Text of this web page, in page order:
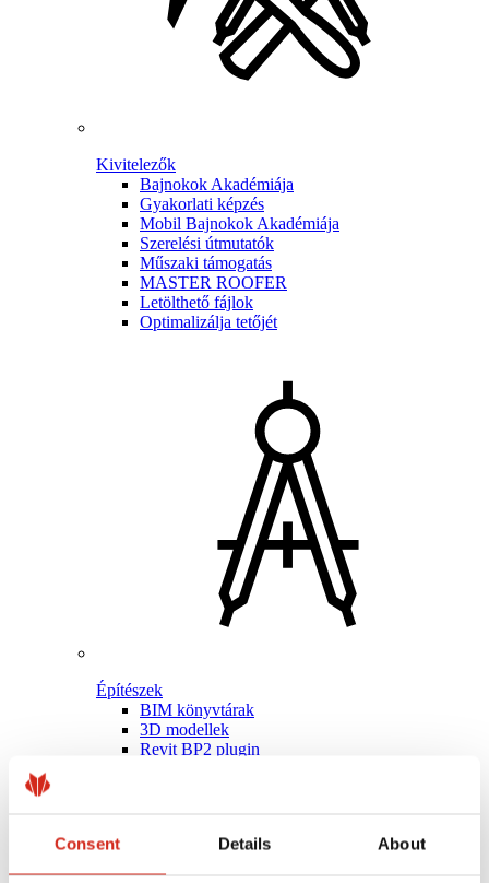
Consent Details About
Kivitelezők
Bajnokok Akadémiája
Gyakorlati képzés
Mobil Bajnokok Akadémiája
Szerelési útmutatók
Műszaki támogatás
MASTER ROOFER
Letölthető fájlok
Optimalizálja tetőjét
Építészek
BIM könyvtárak
3D modellek
Revit BP2 plugin